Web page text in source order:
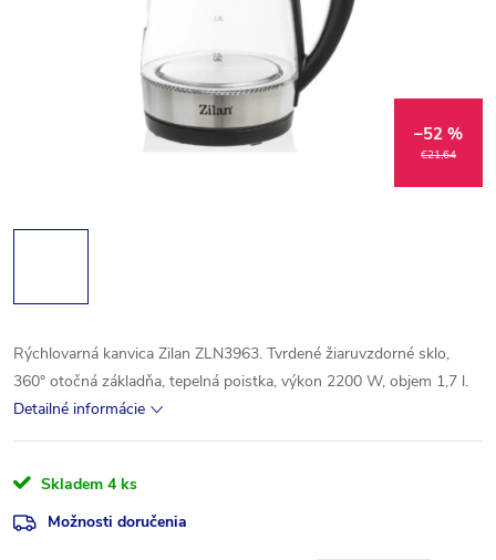
€21,64
–52 %
Rýchlovarná kanvica Zilan ZLN3963. Tvrdené žiaruvzdorné sklo,
360° otočná základňa, tepelná poistka, výkon 2200 W, objem 1,7 l.
Detailné informácie
Skladem 4 ks
Možnosti doručenia